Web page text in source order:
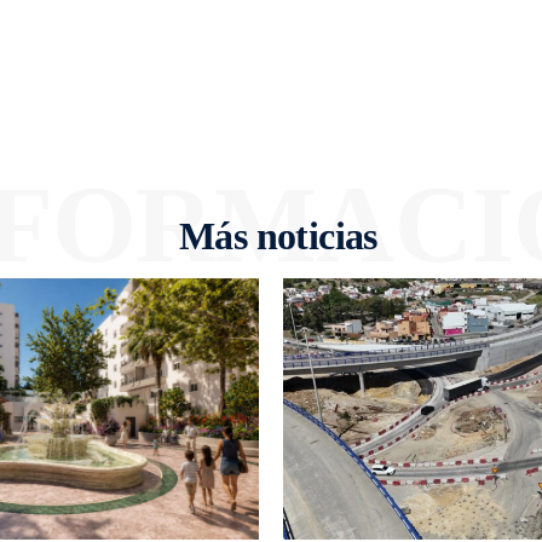
Más noticias